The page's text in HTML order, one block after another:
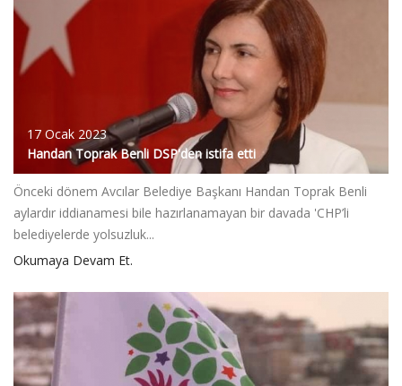
17 Ocak 2023
Handan Toprak Benli DSP'den istifa etti
Önceki dönem Avcılar Belediye Başkanı Handan Toprak Benli
aylardır iddianamesi bile hazırlanamayan bir davada 'CHP’li
belediyelerde yolsuzluk...
Okumaya Devam Et.